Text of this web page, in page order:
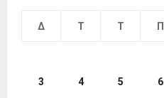
Δ Τ Τ Π
3 4 5 6